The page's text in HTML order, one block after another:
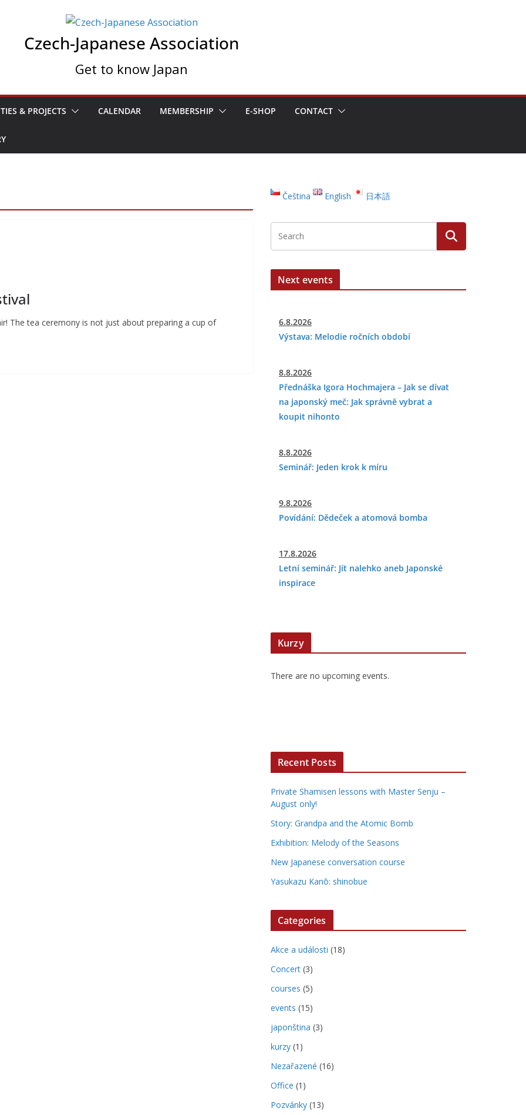
Czech-Japanese Association
Get to know Japan
& PROJECTS CALENDAR MEMBERSHIP E-SHOP CONTACT
The tea ceremony is not just about preparing a cup of
Čeština English 日本語
Next events
6.8.2026
Výstava: Melodie ročních období
8.8.2026
Přednáška Igora Hochmajera – Jak se dívat
na japonský meč: Jak správně vybrat a
koupit nihonto
8.8.2026
Seminář: Jeden krok k míru
9.8.2026
Povídání: Dědeček a atomová bomba
17.8.2026
Letní seminář: Jít nalehko aneb Japonské
inspirace
Kurzy
There are no upcoming events.
Recent Posts
Private Shamisen lessons with Master Senju –
August only!
Story: Grandpa and the Atomic Bomb
Exhibition: Melody of the Seasons
New Japanese conversation course
Yasukazu Kanō: shinobue
Categories
Akce a události (18)
Concert (3)
courses (5)
events (15)
japonština (3)
kurzy (1)
Nezařazené (16)
Office (1)
Pozvánky (13)